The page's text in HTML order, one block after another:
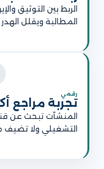
الربط بين التوثيق
المطالبة ويقلل
رقمي
تجربة مراجع
المنشآت تبحث عن
التشغيلي ولا